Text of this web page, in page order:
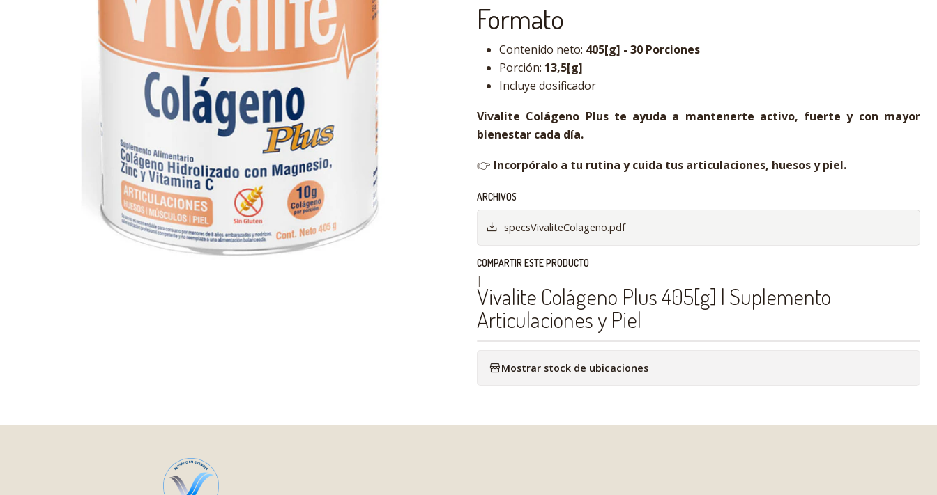
Formato
Contenido neto: 405[g] - 30 Porciones
Porción: 13,5[g]
Incluye dosificador
Vivalite Colágeno Plus te ayuda a mantenerte activo, fuerte y con mayor
bienestar cada día.
👉 Incorpóralo a tu rutina y cuida tus articulaciones, huesos y piel.
ARCHIVOS
specsVivaliteColageno.pdf
COMPARTIR ESTE PRODUCTO
|
Vivalite Colágeno Plus 405[g] | Suplemento
Articulaciones y Piel
Mostrar stock de ubicaciones